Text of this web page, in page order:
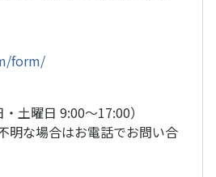
form/
土曜日 9:00～17:00）
明な場合はお電話でお問い合